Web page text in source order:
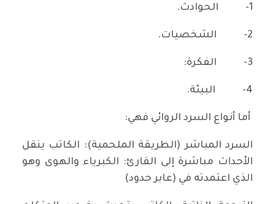
1- الحوادث.
2- الشخصيات.
3- الفكرة:
4- البيئة.
أما أنواع السرد الروائي فهي:
السرد المباشر (الطريقة الملحمية): الكاتب ينقل
الأحداث مباشرة إلى القارئ: الكبرياء والهوى وهو
الذي اعتمدته في (عابر حدود)